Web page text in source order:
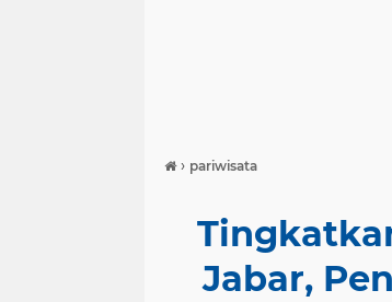
› pariwisata
Jabar,